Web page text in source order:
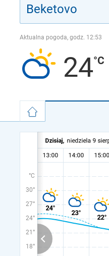
Aktualna pogoda, godz. 12:53
24
°C
30°
27°
24°
21°
18°